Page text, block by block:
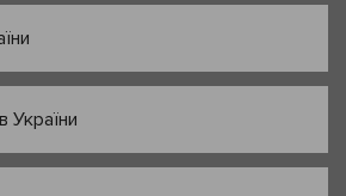
України